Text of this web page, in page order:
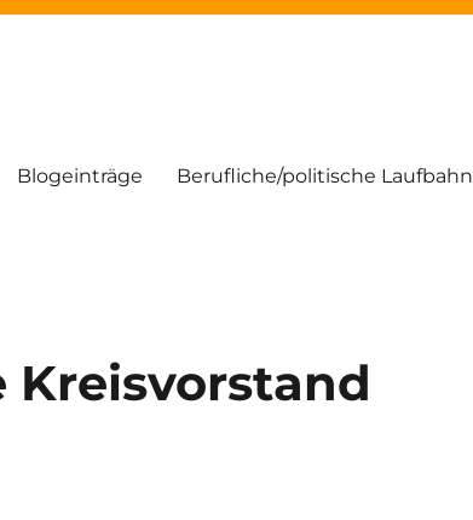
Blogeinträge Berufliche/politische Laufbahn
Kreisvorstand